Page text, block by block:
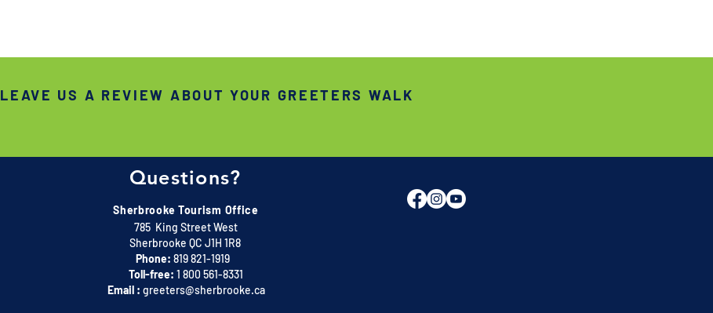
Questions?
Sherbrooke Tourism Office
785 King Street West
Sherbrooke QC J1H 1R8
Phone: 819 821-1919
Toll-free: 1 800 561-8331
Email : greeters@sherbrooke.ca
LEAVE US A REVIEW ABOUT YOUR GREETERS WALK